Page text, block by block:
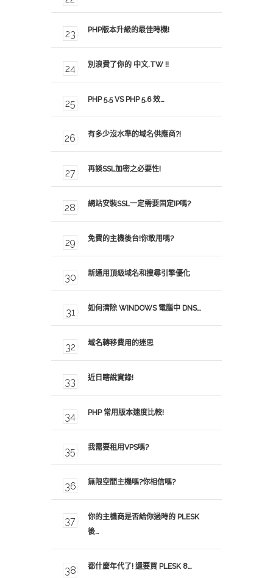
PHP版本升級的最佳時機!
別浪費了你的 中文.TW !!
PHP 5.5 VS PHP 5.6 效…
有多少沒水準的域名供應商?!
再談SSL加密之必要性!
網站安裝SSL一定需要固定IP嗎?
免費的主機後台!你敢用嗎?
新通用頂級域名和搜尋引擎優化
如何清除 WINDOWS 電腦中 DNS…
域名轉移費用的迷思
近日瞎說實錄!
PHP 常用版本速度比較!
我需要租用VPS嗎?
無限空間主機嗎?你相信嗎?
你的主機商是否給你過時的 PLESK
後…
都什麼年代了! 還要買 PLESK 8…